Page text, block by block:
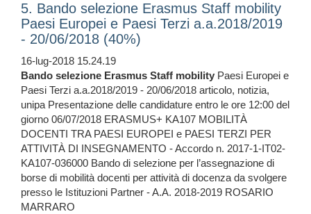
5. Bando selezione Erasmus Staff mobility
Paesi Europei e Paesi Terzi a.a.2018/2019
- 20/06/2018 (40%)
16-lug-2018 15.24.19
Bando selezione Erasmus Staff mobility Paesi Europei e
Paesi Terzi a.a.2018/2019 - 20/06/2018 articolo, notizia,
unipa Presentazione delle candidature entro le ore 12:00 del
giorno 06/07/2018 ERASMUS+ KA107 MOBILITÀ
DOCENTI TRA PAESI EUROPEI e PAESI TERZI PER
ATTIVITÀ DI INSEGNAMENTO - Accordo n. 2017-1-IT02-
KA107-036000 Bando di selezione per l’assegnazione di
borse di mobilità docenti per attività di docenza da svolgere
presso le Istituzioni Partner - A.A. 2018-2019 ROSARIO
MARRARO